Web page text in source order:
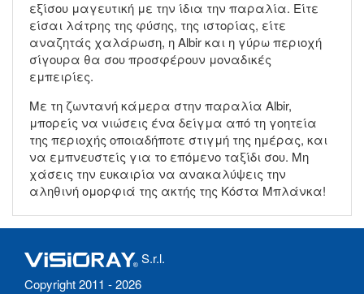
εξίσου μαγευτική με την ίδια την παραλία. Είτε
είσαι λάτρης της φύσης, της ιστορίας, είτε
αναζητάς χαλάρωση, η Albir και η γύρω περιοχή
σίγουρα θα σου προσφέρουν μοναδικές
εμπειρίες.
Με τη ζωντανή κάμερα στην παραλία Albir,
μπορείς να νιώσεις ένα δείγμα από τη γοητεία
της περιοχής οποιαδήποτε στιγμή της ημέρας, και
να εμπνευστείς για το επόμενο ταξίδι σου. Μη
χάσεις την ευκαιρία να ανακαλύψεις την
αληθινή ομορφιά της ακτής της Κόστα Μπλάνκα!
S.r.l.
Copyright 2011 - 2026